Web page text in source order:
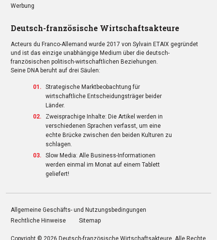
Werbung
Deutsch-französische Wirtschaftsakteure
Acteurs du Franco-Allemand wurde 2017 von Sylvain ETAIX gegründet
und ist das einzige unabhängige Medium über die deutsch-
französischen politisch-wirtschaftlichen Beziehungen.
Seine DNA beruht auf drei Säulen:
Strategische Marktbeobachtung für
wirtschaftliche Entscheidungsträger beider
Länder.
Zweisprachige Inhalte: Die Artikel werden in
verschiedenen Sprachen verfasst, um eine
echte Brücke zwischen den beiden Kulturen zu
schlagen.
Slow Media: Alle Business-Informationen
werden einmal im Monat auf einem Tablett
geliefert!
Allgemeine Geschäfts- und Nutzungsbedingungen
Rechtliche Hinweise
Sitemap